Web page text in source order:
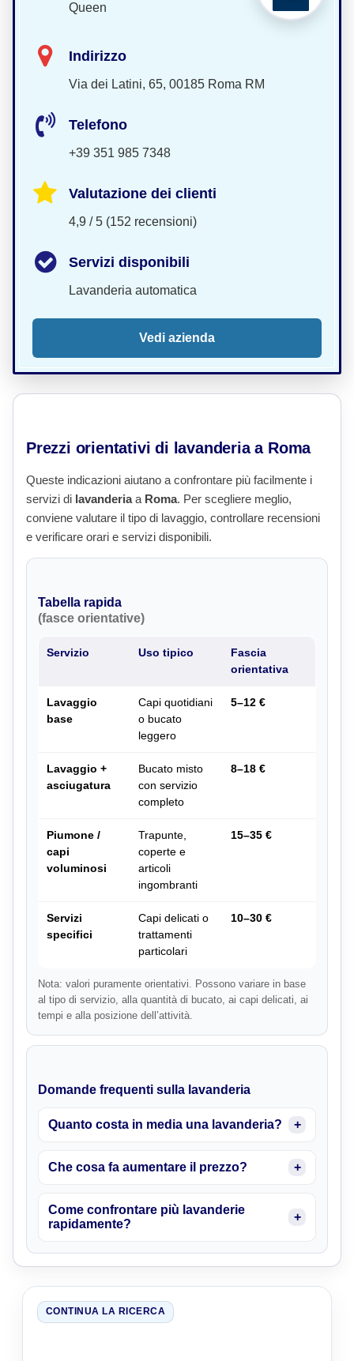
Queen
Indirizzo
Via dei Latini, 65, 00185 Roma RM
Telefono
+39 351 985 7348
Valutazione dei clienti
4,9 / 5 (152 recensioni)
Servizi disponibili
Lavanderia automatica
Vedi azienda
Prezzi orientativi di lavanderia a Roma
Queste indicazioni aiutano a confrontare più facilmente i
servizi di lavanderiaa Roma. Per scegliere meglio,
conviene valutare il tipo di lavaggio, controllare recensioni
e verificare orari e servizi disponibili.
Tabella rapida
(fasce orientative)
Servizio Uso tipico
Fascia
orientativa
Lavaggio
base
Capi quotidiani
o bucato
leggero
5–12 €
Lavaggio +
asciugatura
Bucato misto
con servizio
completo
8–18 €
Piumone /
capi
voluminosi
Trapunte,
coperte e
articoli
ingombranti
15–35 €
Servizi
specifici
Capi delicati o
trattamenti
particolari
10–30 €
Nota: valori puramente orientativi. Possono variare in base
al tipo di servizio, alla quantità di bucato, ai capi delicati, ai
tempi e alla posizione dell’attività.
Domande frequenti sulla lavanderia
Quanto costa in media una lavanderia?
Che cosa fa aumentare il prezzo?
Come confrontare più lavanderie
rapidamente?
CONTINUA LA RICERCA